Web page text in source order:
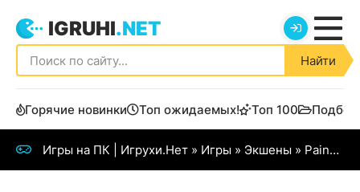
IGRUHI.NET
Найти
Горячие новинки Топ ожидаемых! Топ 100
Игры на ПК | Игрухи.Нет » Игры » Экшены » Painkiller Mutilator